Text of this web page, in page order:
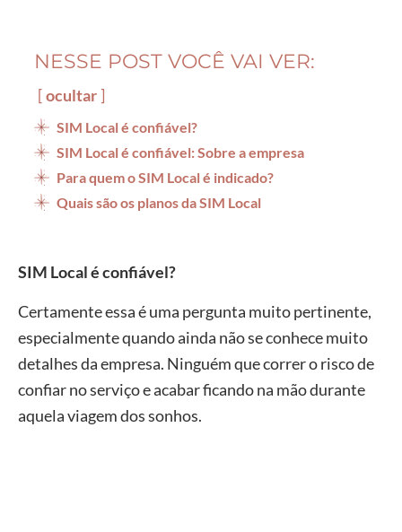
NESSE POST VOCÊ VAI VER:
ocultar
SIM Local é confiável?
SIM Local é confiável: Sobre a empresa
Para quem o SIM Local é indicado?
Quais são os planos da SIM Local
SIM Local é confiável?
Certamente essa é uma pergunta muito pertinente,
especialmente quando ainda não se conhece muito
detalhes da empresa. Ninguém que correr o risco de
confiar no serviço e acabar ficando na mão durante
aquela viagem dos sonhos.